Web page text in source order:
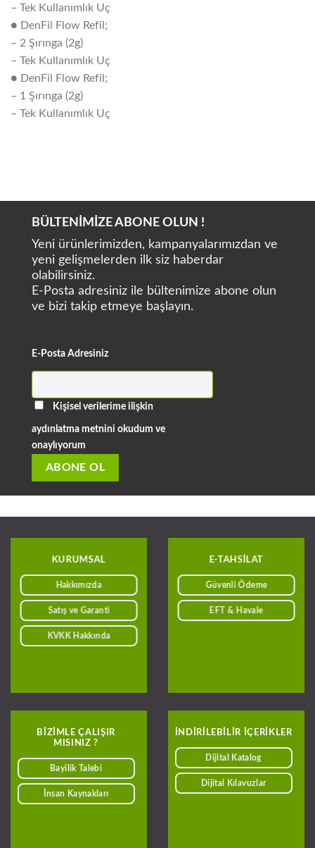
– Tek Kullanımlık Uç
● DenFil Flow Refil;
– 2 Şırınga (2g)
– Tek Kullanımlık Uç
● DenFil Flow Refil;
– 1 Şırınga (2g)
– Tek Kullanımlık Uç
BÜLTENİMİZE ABONE OLUN !
Yeni ürünlerimizden, kampanyalarımızdan ve
yeni gelişmelerden ilk siz haberdar
olabilirsiniz.
E-Posta adresiniz ile bültenimize abone olun
ve bizi takip etmeye başlayın.
E-Posta Adresiniz
Kişisel verilerime ilişkin
aydınlatma metnini okudum ve
onaylıyorum
KURUMSAL
Hakkımızda
Satış ve Garanti
KVKK Hakkında
BIZIMLE ÇALIŞIR
MISINIZ ?
Bayilik Talebi
İnsan Kaynakları
E-TAHSILAT
Güvenli Ödeme
EFT & Havale
INDIRILEBILIR IÇERIKLER
Dijital Katalog
Dijital Kılavuzlar